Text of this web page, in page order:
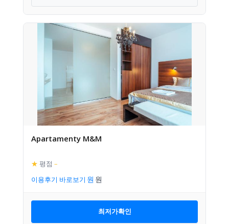
Apartamenty M&M
★ 평점 –
이용후기 바로보기
최저가확인